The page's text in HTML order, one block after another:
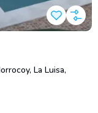
La Luisa,